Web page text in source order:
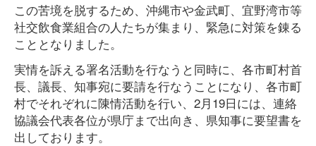
この苦境を脱するため、沖縄市や金武町、宜野湾市等
社交飲食業組合の人たちが集まり、緊急に対策を錬る
こととなりました。
実情を訴える署名活動を行なうと同時に、各市町村首
長、議長、知事宛に要請を行なうことになり、各市町
村でそれぞれに陳情活動を行い、2月19日には、連絡
協議会代表各位が県庁まで出向き、県知事に要望書を
出しております。